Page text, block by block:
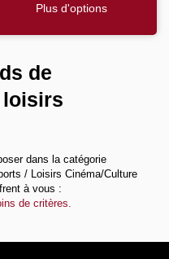
Plus d'options
de
loisirs
dans la catégorie
/ Loisirs Cinéma/Culture
à vous :
de critères.